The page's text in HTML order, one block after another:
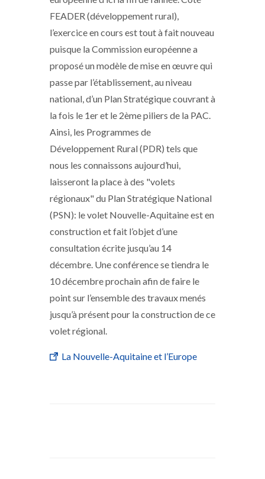
FEADER (développement rural),
l’exercice en cours est tout à fait nouveau
puisque la Commission européenne a
proposé un modèle de mise en œuvre qui
passe par l’établissement, au niveau
national, d’un Plan Stratégique couvrant à
la fois le 1er et le 2ème piliers de la PAC.
Ainsi, les Programmes de
Développement Rural (PDR) tels que
nous les connaissons aujourd’hui,
laisseront la place à des "volets
régionaux" du Plan Stratégique National
(PSN): le volet Nouvelle-Aquitaine est en
construction et fait l’objet d’une
consultation écrite jusqu’au 14
décembre. Une conférence se tiendra le
10 décembre prochain afin de faire le
point sur l’ensemble des travaux menés
jusqu’à présent pour la construction de ce
volet régional.
La Nouvelle-Aquitaine et l’Europe